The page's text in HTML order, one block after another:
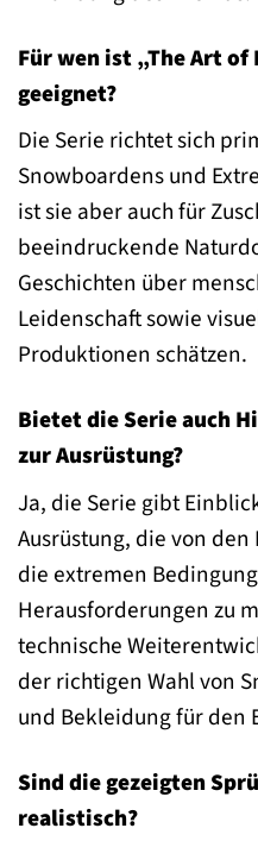
Für wen ist „The Art of
geeignet?
Die Serie richtet sich
Snowboardens und
ist sie aber auch für
beeindruckende
Geschichten über
Leidenschaft sowie
Produktionen schätzen.
Bietet die Serie auch
zur Ausrüstung?
Ja, die Serie gibt
Ausrüstung, die von
die extremen
Herausforderungen zu
technische
der richtigen Wahl von
und Bekleidung für den
Sind die gezeigten
realistisch?